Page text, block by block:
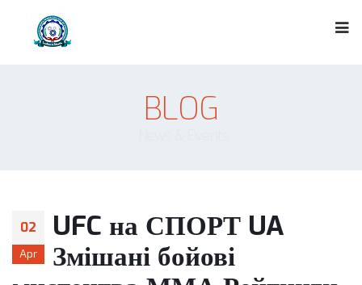
BLOG
02
Apr
UFC на СПОРТ UA
Змішані бойові